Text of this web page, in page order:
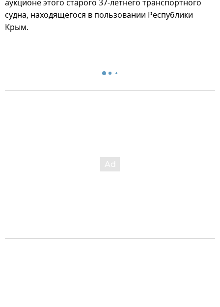
аукционе этого старого 37-летнего транспортного
судна, находящегося в пользовании Республики
Крым.